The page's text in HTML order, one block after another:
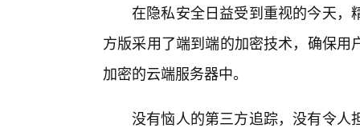
在隐私安全日益受到重视的今天，
方版采用了端到端的加密技术，确保
加密的云端服务器中。
没有恼人的第三方追踪，没有令人